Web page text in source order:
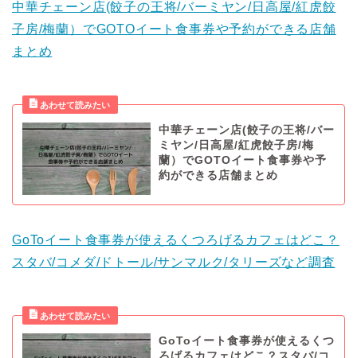
中華チェーン店(餃子の王将/バーミヤン/日高屋/紅虎餃
子房/梅蘭）でGOTOイート食事券や予約ができる店舗
まとめ
中華チェーン店(餃子の王将/バー
ミヤン/日高屋/紅虎餃子房/梅
蘭）でGOTOイート食事券や予
約ができる店舗まとめ
GoToイート食事券が使えるくつろげるカフェはどこ？
スタバ/コメダ/ドトール/サンマルク/タリーズなど調査
GoToイート食事券が使えるくつ